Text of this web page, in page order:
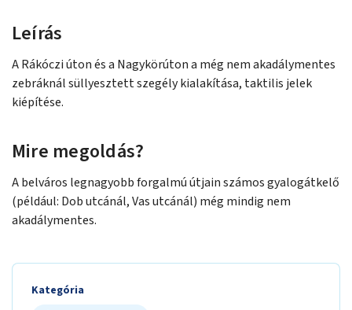
Leírás
A Rákóczi úton és a Nagykörúton a még nem akadálymentes
zebráknál süllyesztett szegély kialakítása, taktilis jelek
kiépítése.
Mire megoldás?
A belváros legnagyobb forgalmú útjain számos gyalogátkelő
(például: Dob utcánál, Vas utcánál) még mindig nem
akadálymentes.
Kategória